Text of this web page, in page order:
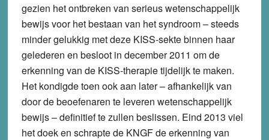
gezien het ontbreken van serieus wetenschappelijk
bewijs voor het bestaan van het syndroom – steeds
minder gelukkig met deze KISS-sekte binnen haar
gelederen en besloot in december 2011 om de
erkenning van de KISS-therapie tijdelijk te maken.
Het kondigde toen ook aan later – afhankelijk van
door de beoefenaren te leveren wetenschappelijk
bewijs – definitief te zullen beslissen. Eind 2013 viel
het doek en schrapte de KNGF de erkenning van